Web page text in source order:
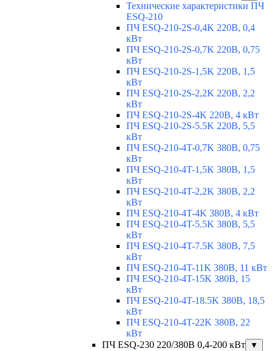
Технические характеристики ПЧ
ESQ-210
ПЧ ESQ-210-2S-0,4K 220В, 0,4
кВт
ПЧ ESQ-210-2S-0,7K 220В, 0,75
кВт
ПЧ ESQ-210-2S-1,5K 220В, 1,5
кВт
ПЧ ESQ-210-2S-2,2K 220В, 2,2
кВт
ПЧ ESQ-210-2S-4K 220В, 4 кВт
ПЧ ESQ-210-2S-5.5K 220В, 5,5
кВт
ПЧ ESQ-210-4T-0,7K 380В, 0,75
кВт
ПЧ ESQ-210-4T-1,5K 380В, 1,5
кВт
ПЧ ESQ-210-4T-2,2K 380В, 2,2
кВт
ПЧ ESQ-210-4T-4K 380В, 4 кВт
ПЧ ESQ-210-4T-5.5K 380В, 5,5
кВт
ПЧ ESQ-210-4T-7.5K 380В, 7,5
кВт
ПЧ ESQ-210-4T-11K 380В, 11 кВт
ПЧ ESQ-210-4T-15K 380В, 15
кВт
ПЧ ESQ-210-4T-18.5K 380В, 18,5
кВт
ПЧ ESQ-210-4T-22K 380В, 22
кВт
ПЧ ESQ-230 220/380В 0,4-200 кВт
▼